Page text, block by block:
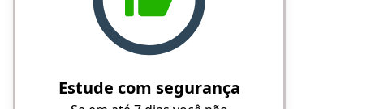
Estude com segurança